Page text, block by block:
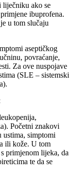
liječniku ako se
ibuprofena.
u tom slučaju
aseptičkog
povraćanje,
Za ove nuspojave
(SLE – sistemski
Početni znakovi
ustima, simptomi
ili kože. U tom
primjenom lijeka, da
te da se